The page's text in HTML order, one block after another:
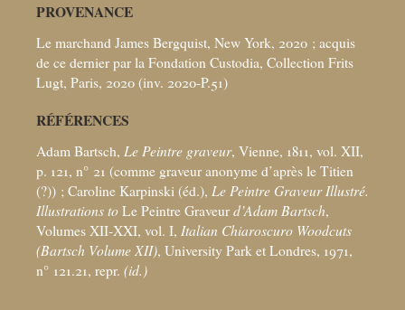
PROVENANCE
Le marchand James Bergquist, New York, 2020 ; acquis
de ce dernier par la Fondation Custodia, Collection Frits
Lugt, Paris, 2020 (inv. 2020-P.51)
RÉFÉRENCES
Adam Bartsch, Le Peintre graveur, Vienne, 1811, vol. XII,
p. 121, n° 21 (comme graveur anonyme d’après le Titien
(?)) ; Caroline Karpinski (éd.), Le Peintre Graveur Illustré.
Illustrations toLe Peintre Graveurd’Adam Bartsch,
Volumes XII-XXI, vol. I, Italian Chiaroscuro Woodcuts
(Bartsch Volume XII), University Park et Londres, 1971,
n° 121.21, repr. (id.)